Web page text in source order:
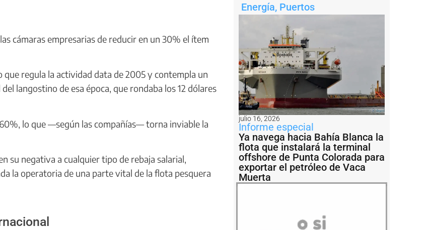
cámaras empresarias de reducir en un 30% el ítem
regula la actividad data de 2005 y contempla un
langostino de esa época, que rondaba los 12 dólares
lo que —según las compañías— torna inviable la
su negativa a cualquier tipo de rebaja salarial,
la operatoria de una parte vital de la flota pesquera
Energía, Puertos
julio 16, 2026
Informe especial
Ya navega hacia Bahía Blanca la
flota que instalará la terminal
offshore de Punta Colorada para
exportar el petróleo de Vaca
Muerta